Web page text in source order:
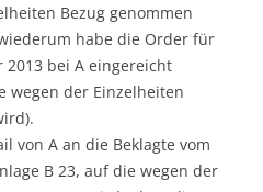
Bezug genommen
habe die Order für
2013 bei A eingereicht
wegen der Einzelheiten
von A an die Beklagte vom
B 23, auf die wegen der